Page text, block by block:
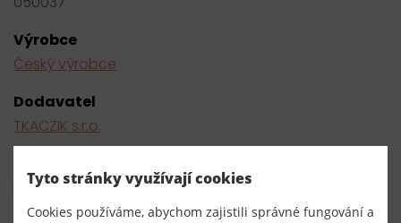
Výrobce
Český výrobce
Dodavatel
TKACZIK s.r.o.
Hromadný nákup
Tyto stránky využívají cookies
Cookies používáme, abychom zajistili správné fungování a